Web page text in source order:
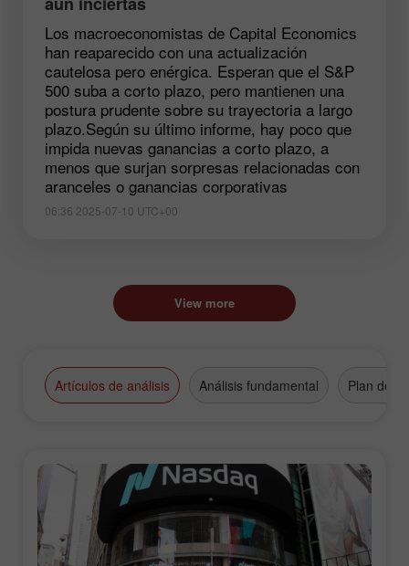
Los macroeconomistas de Capital Economics
han reaparecido con una actualización
cautelosa pero enérgica. Esperan que el S&P
500 suba a corto plazo, pero mantienen una
postura prudente sobre su trayectoria a largo
plazo.Según su último informe, hay poco que
impida nuevas ganancias a corto plazo, a
menos que surjan sorpresas relacionadas con
aranceles o ganancias corporativas
06:36 2025-07-10 UTC+00
View more
Artículos de análisis Análisis fundamental Plan de